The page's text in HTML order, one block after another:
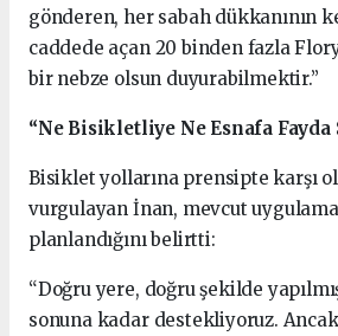
gönderen, her sabah dükkanının
caddede açan 20 binden fazla
bir nebze olsun duyurabilmektir.”
“Ne Bisikletliye Ne Esnafa Fayda
Bisiklet yollarına prensipte karşı
vurgulayan İnan, mevcut
planlandığını belirtti:
“Doğru yere, doğru şekilde
sonuna kadar destekliyoruz.